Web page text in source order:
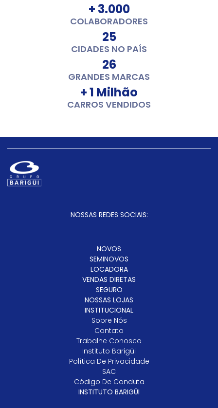
+ 3.000
COLABORADORES
25
CIDADES NO PAÍS
26
GRANDES MARCAS
+ 1 Milhão
CARROS VENDIDOS
NOSSAS REDES SOCIAIS:
NOVOS
SEMINOVOS
LOCADORA
VENDAS DIRETAS
SEGURO
NOSSAS LOJAS
INSTITUCIONAL
Sobre Nós
Contato
Trabalhe Conosco
Instituto Barigüi
Política De Privacidade
SAC
Código De Conduta
INSTITUTO BARIGÜI